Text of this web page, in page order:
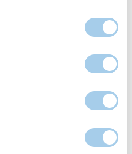
voor je. Zo vind je
Supermarkten